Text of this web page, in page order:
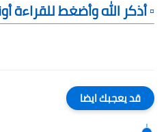
▫️ أذكر الله وأضغط للقراءة
قد يعجبك ايضا